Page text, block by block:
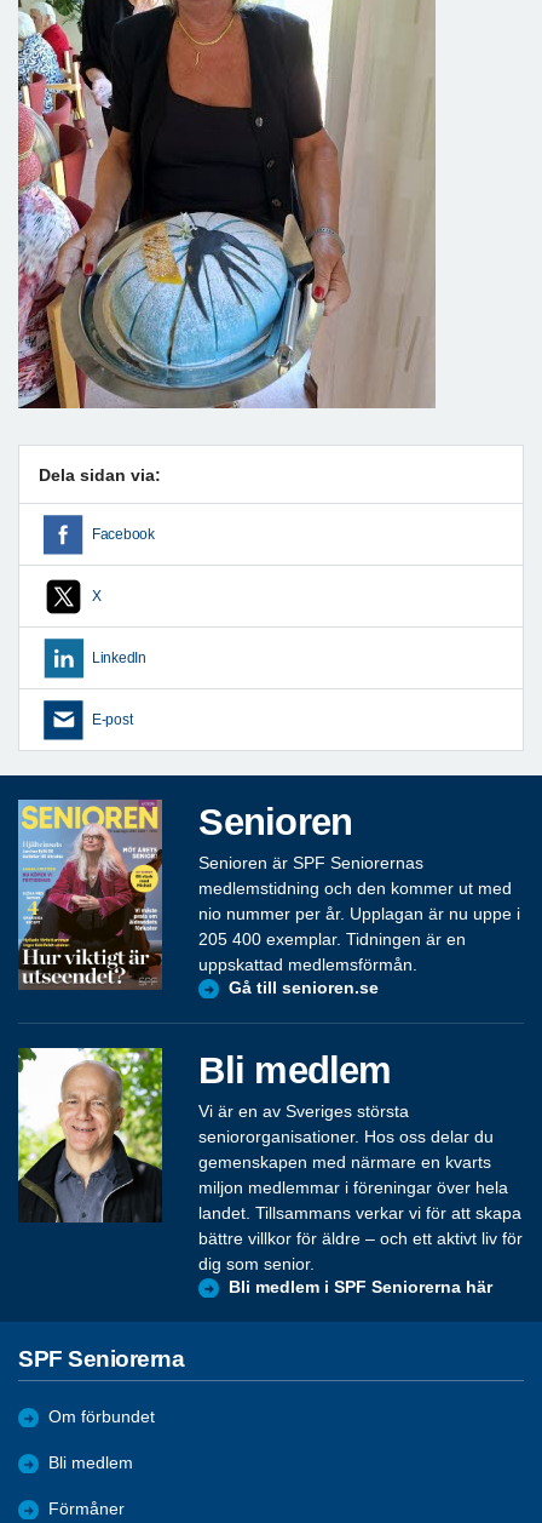
Dela sidan via:
Facebook
X
LinkedIn
E-post
Senioren
Senioren är SPF Seniorernas
medlemstidning och den kommer ut med
nio nummer per år. Upplagan är nu uppe i
205 400 exemplar. Tidningen är en
uppskattad medlemsförmån.
Gå till senioren.se
Bli medlem
Vi är en av Sveriges största
seniororganisationer. Hos oss delar du
gemenskapen med närmare en kvarts
miljon medlemmar i föreningar över hela
landet. Tillsammans verkar vi för att skapa
bättre villkor för äldre – och ett aktivt liv för
dig som senior.
Bli medlem i SPF Seniorerna här
SPF Seniorerna
Om förbundet
Bli medlem
Förmåner